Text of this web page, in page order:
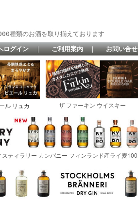
種類のお酒を取り揃えております
ログイン ｜ ご利用案内 ｜ お問い合せ